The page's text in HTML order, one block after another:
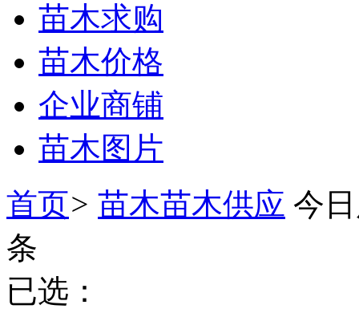
苗木求购
苗木价格
企业商铺
苗木图片
首页> 苗木苗木供应 今
条
已选：